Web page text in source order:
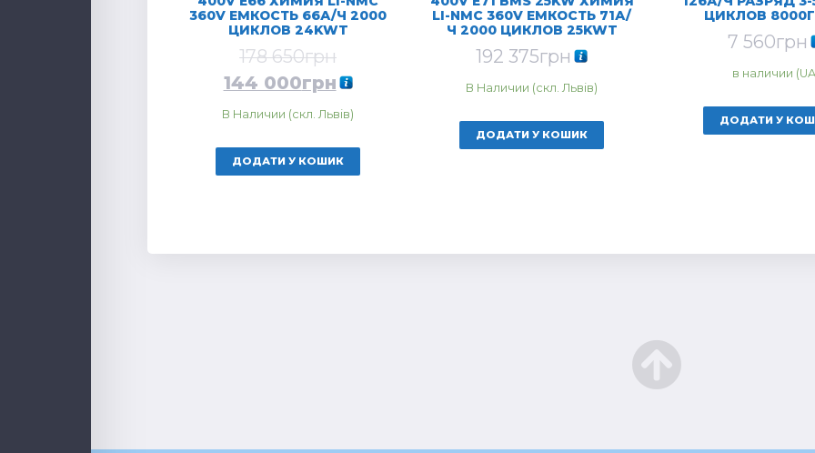
360V ЕМКОСТЬ 66А/Ч 2000
ЦИКЛОВ 24KWT
178 650грн
144 000грн
В Наличии (скл. Львів)
ДОДАТИ У КОШИК
LI-NMC 360V ЕМКОСТЬ 71А/
Ч 2000 ЦИКЛОВ 25KWT
192 375грн
В Наличии (скл. Львів)
ДОДАТИ У КОШИК
ЦИКЛОВ
7 560грн
в наличии
ДОДАТИ У